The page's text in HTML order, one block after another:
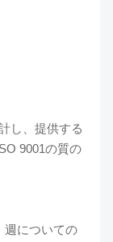
し、提供する
9001の質の
週についての